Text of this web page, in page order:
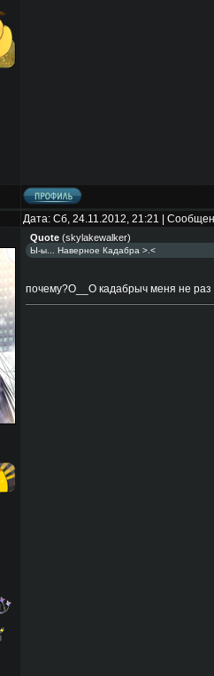
Дата: Сб, 24.11.2012, 21:21 |
Quote(skylakewalker)
Ы-ы... Наверное Кадабра >.<
почему?O__O кадабрыч меня не раз